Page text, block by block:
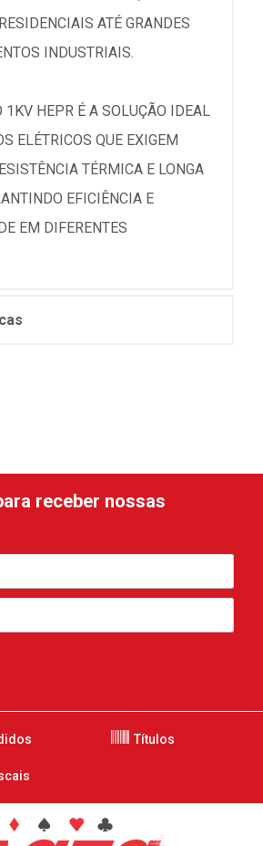
ATÉ GRANDES
INDUSTRIAIS.
1KV HEPR É A SOLUÇÃO IDEAL
ELÉTRICOS QUE EXIGEM
TÉRMICA E LONGA
EFICIÊNCIA E
EM DIFERENTES
receber nossas
Títulos